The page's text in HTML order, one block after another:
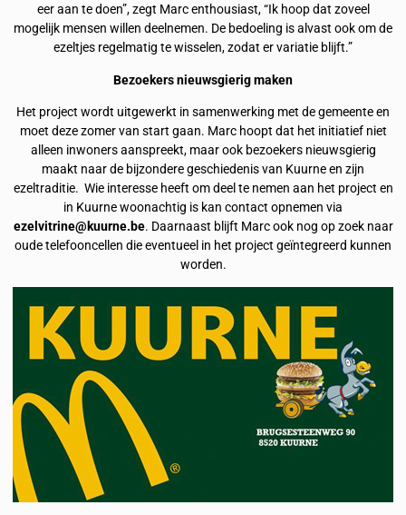
eer aan te doen”, zegt Marc enthousiast, “Ik hoop dat zoveel
mogelijk mensen willen deelnemen. De bedoeling is alvast ook om de
ezeltjes regelmatig te wisselen, zodat er variatie blijft.”
Bezoekers nieuwsgierig maken
Het project wordt uitgewerkt in samenwerking met de gemeente en
moet deze zomer van start gaan. Marc hoopt dat het initiatief niet
alleen inwoners aanspreekt, maar ook bezoekers nieuwsgierig
maakt naar de bijzondere geschiedenis van Kuurne en zijn
ezeltraditie. Wie interesse heeft om deel te nemen aan het project en
in Kuurne woonachtig is kan contact opnemen via
ezelvitrine@kuurne.be. Daarnaast blijft Marc ook nog op zoek naar
oude telefooncellen die eventueel in het project geïntegreerd kunnen
worden.